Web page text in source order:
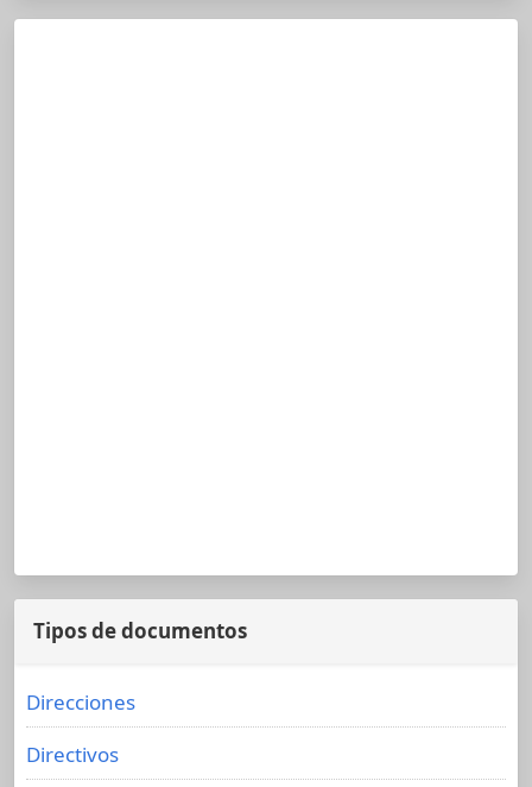
Tipos de documentos
Direcciones
Directivos